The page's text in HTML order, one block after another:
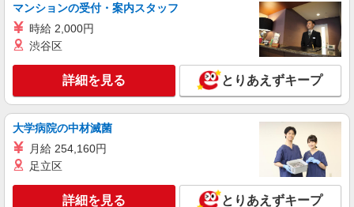
マンションの受付・案内スタッフ
時給 2,000円
渋谷区
詳細を見る とりあえずキープ
大学病院の中材滅菌
月給 254,160円
足立区
詳細を見る とりあえずキープ